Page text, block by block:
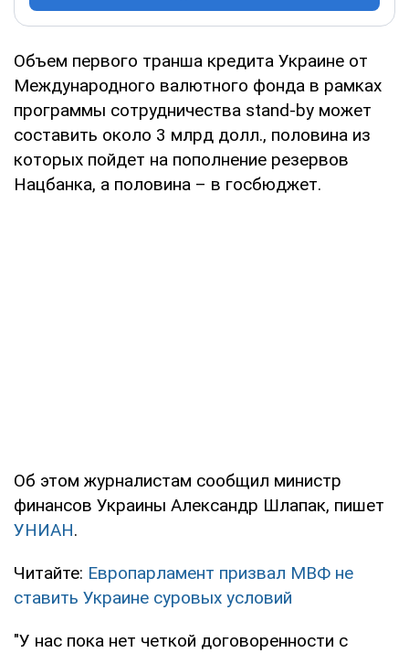
Объем первого транша кредита Украине от
Международного валютного фонда в рамках
программы сотрудничества stand-by может
составить около 3 млрд долл., половина из
которых пойдет на пополнение резервов
Нацбанка, а половина – в госбюджет.
Об этом журналистам сообщил министр
финансов Украины Александр Шлапак, пишет
УНИАН.
Читайте: Европарламент призвал МВФ не
ставить Украине суровых условий
"У нас пока нет четкой договоренности с